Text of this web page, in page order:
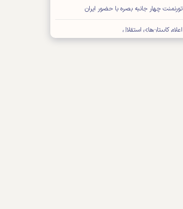
تورنمنت چهار جانبه بصره با حضور ایران
اعلام کاپیتان‌های استقلال